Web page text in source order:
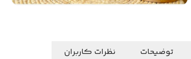
توضیحات نظرات کاربران